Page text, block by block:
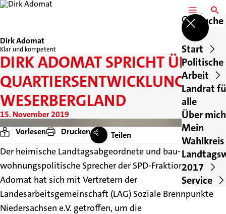
Dirk Adomat
Klar und kompetent
MENÜSuche
Start
Politische
Arbeit
Landrat
alle
Über mich
Mein
Wahlkreis
2017
Service
DIRK ADOMAT SPRICHT ÜBER
QUARTIERSENTWICKLUNG IM
WESERBERGLAND
15. November 2019
Vorlesen
Drucken Teilen
Der heimische Landtagsabgeordnete und bau- und
wohnungspolitische Sprecher der SPD-Fraktion Dirk
Adomat hat sich mit Vertretern der
Landesarbeitsgemeinschaft (LAG) Soziale Brennpunkte
Niedersachsen e.V. getroffen, um die